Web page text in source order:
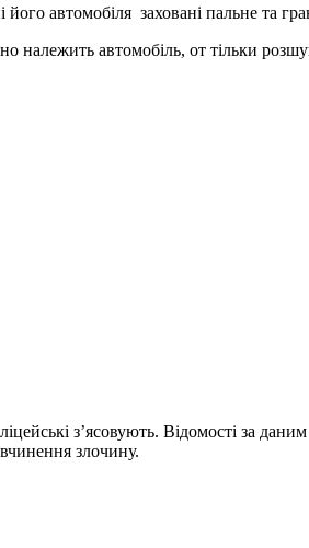
його автомобіля заховані пальне та
належить автомобіль, от тільки
з’ясовують. Відомості за
злочину.